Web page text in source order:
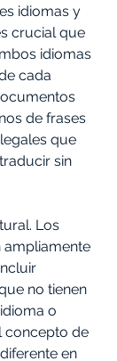
idiomas y
crucial que
idiomas
cada
de frases
que
sin
Los
ampliamente
no tienen
o
concepto de
en